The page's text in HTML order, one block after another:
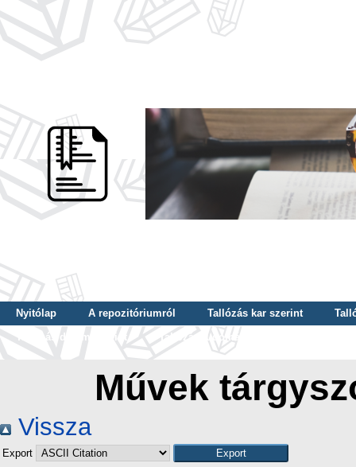
Nyitólap A repozitóriumról Tallózás kar szerint
Tallózás dátum szerint
Tallózás tudományterület szerint
Művek
Vissza
Export